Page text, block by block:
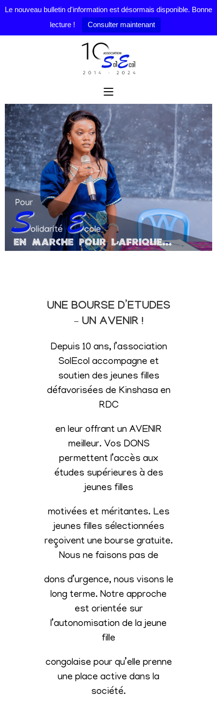
Le nouveau bulletin d'information est désormais disponible. Bonne
lecture !
Consulter maintenant
UNE BOURSE D’ETUDES
– UN AVENIR !
Depuis 10 ans, l’association
SolEcol accompagne et
soutien des jeunes filles
défavorisées de Kinshasa en
RDC
en leur offrant un AVENIR
meilleur. Vos DONS
permettent l’accès aux
études supérieures à des
jeunes filles
motivées et méritantes. Les
jeunes filles sélectionnées
reçoivent une bourse gratuite.
Nous ne faisons pas de
dons d’urgence, nous visons le
long terme. Notre approche
est orientée sur
l’autonomisation de la jeune
fille
congolaise pour qu’elle prenne
une place active dans la
société.